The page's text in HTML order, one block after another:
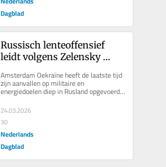
Dagblad
Russisch lenteoffensief
leidt volgens Zelensky
Russische verliezen’
Amsterdam Oekraïne heeft de laatste tijd
zijn aanvallen op militaire en
energiedoelen diep in Rusland opgevoerd.
Dit komt door de toegenomen...
24.03.2026
30
Nederlands
Dagblad